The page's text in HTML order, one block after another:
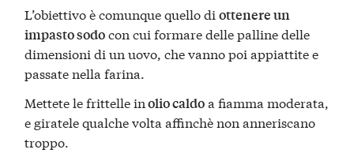
L’obiettivo è comunque quello diottenere un
impasto sodocon cui formare delle palline delle
dimensioni di un uovo, che vanno poi appiattite e
passate nella farina.
Mettete le frittelle inolio caldoa fiamma moderata,
e giratele qualche volta affinchè non anneriscano
troppo.